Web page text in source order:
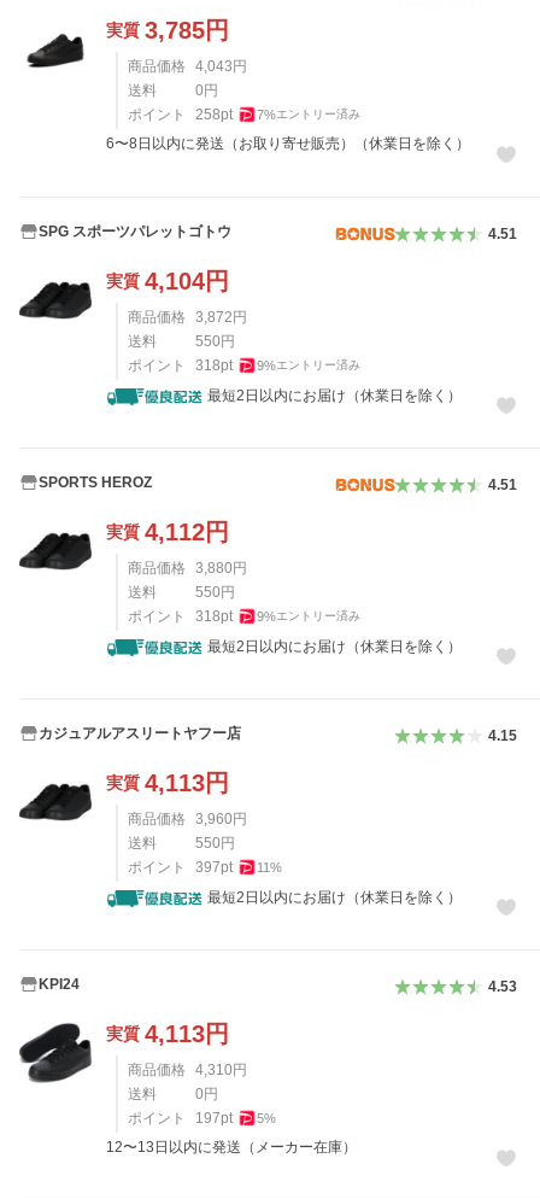
実質 3,785円
商品価格 4,043 円
送料
0 円
ポイント
258pt 7%エントリー済み
6〜8日以内に発送（お取り寄せ販売）（休業日を除く）
SPG スポーツパレットゴトウ 4.51
実質 4,104円
商品価格 3,872 円
送料
550 円
ポイント
318pt 9%エントリー済み
最短2日以内にお届け（休業日を除く）
SPORTS HEROZ 4.51
実質 4,112円
商品価格 3,880 円
送料
550 円
ポイント
318pt 9%エントリー済み
最短2日以内にお届け（休業日を除く）
カジュアルアスリートヤフー店 4.15
実質 4,113円
商品価格 3,960 円
送料
550 円
ポイント
397pt 11%
最短2日以内にお届け（休業日を除く）
KPI24 4.53
実質 4,113円
商品価格 4,310 円
送料
0 円
ポイント
197pt 5%
12〜13日以内に発送（メーカー在庫）